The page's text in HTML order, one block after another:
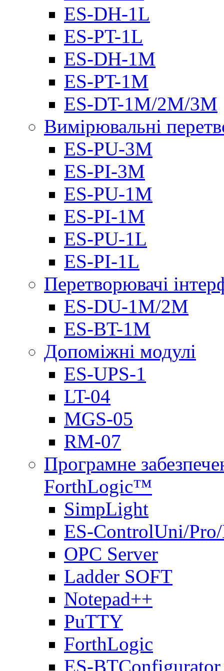
ES-DH-1L
ES-PT-1L
ES-DH-1M
ES-PT-1M
ES-DT-1M/2M/3M
Вимірювальні
ES-PU-3M
ES-PI-3M
ES-PU-1M
ES-PI-1M
ES-PU-1L
ES-PI-1L
Перетворювачі
ES-DU-1M/2M
ES-BT-1M
Допоміжні модулі
ES-UPS-1
LT-04
МGS-05
RM-07
Програмне
ForthLogic™
SimpLight
ES-ControlUni/
OPC Server
Ladder SOFT
Notepad++
PuTTY
ForthLogic
ES-BTConfigurator